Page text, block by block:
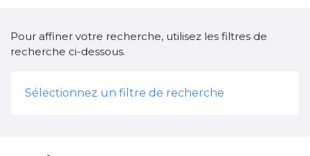
Pour affiner votre recherche, utilisez les filtres de
recherche ci-dessous.
Sélectionnez un filtre de recherche